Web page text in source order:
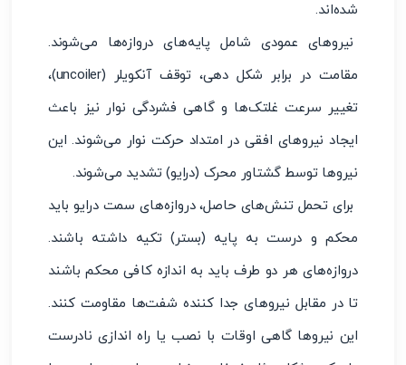
شده‌اند.
نیروهای عمودی شامل پایه‌های دروازه‌ها می‌شوند.
مقامت در برابر شکل دهی، توقف آنکویلر (uncoiler)،
تغییر سرعت غلتک‌ها و گاهی فشردگی نوار نیز باعث
ایجاد نیروهای افقی در امتداد حرکت نوار می‌شوند. این
نیروها توسط گشتاور محرک (درایو) تشدید می‌شوند.
برای تحمل تنش‌های حاصل، دروازه‌های سمت درایو باید
محکم و درست به پایه (بستر) تکیه داشته باشند.
دروازه‌های هر دو طرف باید به اندازه کافی محکم باشند
تا در مقابل نیروهای جدا کننده شفت‌ها مقاومت کنند.
این نیروها گاهی اوقات با نصب یا راه اندازی نادرست